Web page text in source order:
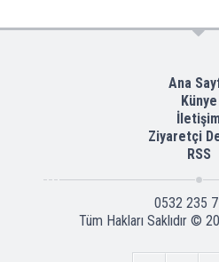
Ana
Künye
Ziyaretçi
RSS
0532 235
Tüm Hakları Saklıdır ©